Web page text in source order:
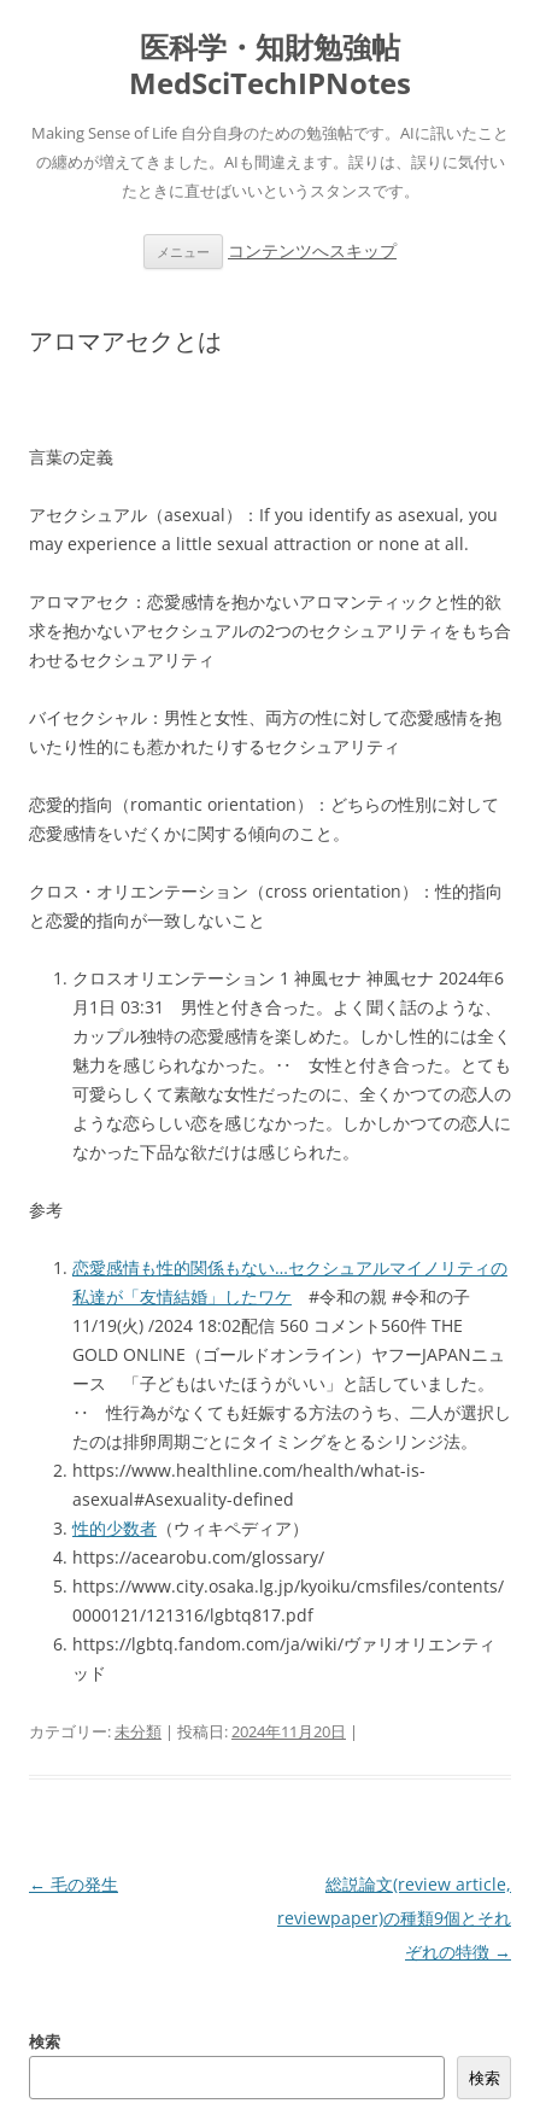
医科学・知財勉強帖
MedSciTechIPNotes
Making Sense of Life 自分自身のための勉強帖です。AIに訊いたこと
の纏めが増えてきました。AIも間違えます。誤りは、誤りに気付い
たときに直せばいいというスタンスです。
メニュー コンテンツへスキップ
アロマアセクとは
言葉の定義
アセクシュアル（asexual）：If you identify as asexual, you
may experience a little sexual attraction or none at all.
アロマアセク：恋愛感情を抱かないアロマンティックと性的欲
求を抱かないアセクシュアルの2つのセクシュアリティをもち合
わせるセクシュアリティ
バイセクシャル：男性と女性、両方の性に対して恋愛感情を抱
いたり性的にも惹かれたりするセクシュアリティ
恋愛的指向（romantic orientation）：どちらの性別に対して
恋愛感情をいだくかに関する傾向のこと。
クロス・オリエンテーション（cross orientation）：性的指向
と恋愛的指向が一致しないこと
クロスオリエンテーション 1 神風セナ 神風セナ 2024年6
月1日 03:31 男性と付き合った。よく聞く話のような、
カップル独特の恋愛感情を楽しめた。しかし性的には全く
魅力を感じられなかった。‥ 女性と付き合った。とても
可愛らしくて素敵な女性だったのに、全くかつての恋人の
ような恋らしい恋を感じなかった。しかしかつての恋人に
なかった下品な欲だけは感じられた。
参考
恋愛感情も性的関係もない…セクシュアルマイノリティの
私達が「友情結婚」したワケ #令和の親 #令和の子
11/19(火) /2024 18:02配信 560 コメント560件 THE
GOLD ONLINE（ゴールドオンライン）ヤフーJAPANニュ
ース 「子どもはいたほうがいい」と話していました。
‥ 性行為がなくても妊娠する方法のうち、二人が選択し
たのは排卵周期ごとにタイミングをとるシリンジ法。
https://www.healthline.com/health/what-is-
asexual#Asexuality-defined
性的少数者 （ウィキペディア）
https://acearobu.com/glossary/
https://www.city.osaka.lg.jp/kyoiku/cmsfiles/contents/
0000121/121316/lgbtq817.pdf
https://lgbtq.fandom.com/ja/wiki/ヴァリオリエンティ
ッド
カテゴリー:未分類 | 投稿日:2024年11月20日 |
投
ー
← 毛の発生
総説論文(review article,
reviewpaper)の種類9個とそれ
ぞれの特徴 →
検索
検索